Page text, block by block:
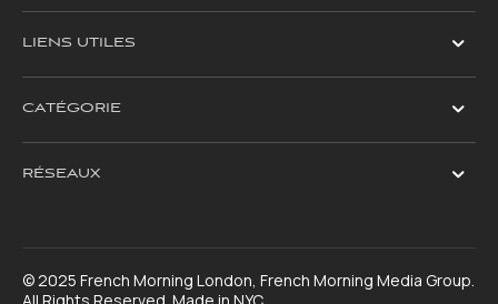
LIENS UTILES
CATÉGORIE
RÉSEAUX
© 2025 French Morning London, French Morning Media Group.